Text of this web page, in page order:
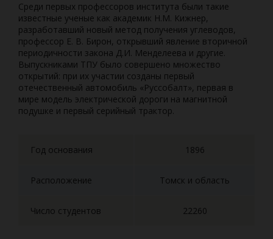
Среди первых профессоров института были такие
известные ученые как академик Н.М. Кижнер,
разработавший новый метод получения углеводов,
профессор Е. В. Бирон, открывший явление вторичной
периодичности закона Д.И. Менделеева и другие.
Выпускниками ТПУ было совершено множество
открытий: при их участии созданы первый
отечественный автомобиль «Руссобалт», первая в
мире модель электрической дороги на магнитной
подушке и первый серийный трактор.
Год основания 1896
Расположение Томск и область
Число студентов 22260